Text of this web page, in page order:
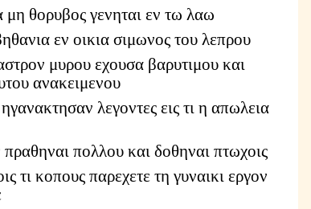
μη θορυβος γενηται εν τω λαω
εν οικια σιμωνος του λεπρου
μυρου εχουσα βαρυτιμου και
ανακειμενου
λεγοντες εις τι η απωλεια
πολλου και δοθηναι πτωχοις
τι κοπους παρεχετε τη γυναικι εργον